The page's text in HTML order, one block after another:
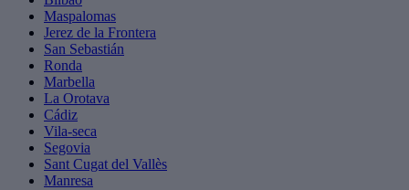
Maspalomas
Jerez de la Frontera
San Sebastián
Ronda
Marbella
La Orotava
Cádiz
Vila-seca
Segovia
Sant Cugat del Vallès
Manresa